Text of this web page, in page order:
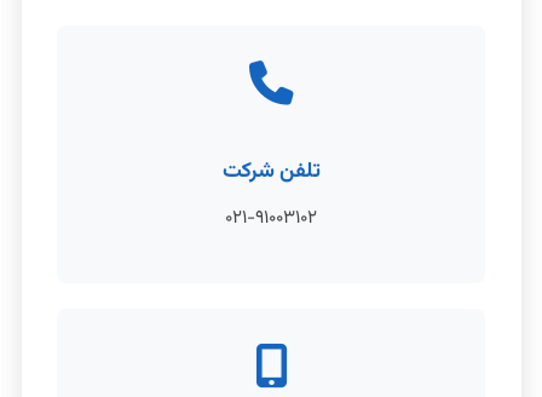
تلفن شرکت
۰۲۱-۹۱۰۰۳۱۰۲